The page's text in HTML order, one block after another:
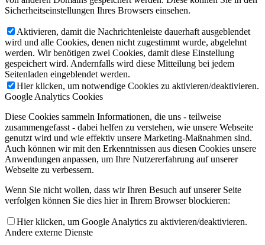
Sicherheitseinstellungen Ihres Browsers einsehen.
Aktivieren, damit die Nachrichtenleiste dauerhaft ausgeblendet
wird und alle Cookies, denen nicht zugestimmt wurde, abgelehnt
werden. Wir benötigen zwei Cookies, damit diese Einstellung
gespeichert wird. Andernfalls wird diese Mitteilung bei jedem
Seitenladen eingeblendet werden.
Hier klicken, um notwendige Cookies zu aktivieren/deaktivieren.
Google Analytics Cookies
Diese Cookies sammeln Informationen, die uns - teilweise
zusammengefasst - dabei helfen zu verstehen, wie unsere Webseite
genutzt wird und wie effektiv unsere Marketing-Maßnahmen sind.
Auch können wir mit den Erkenntnissen aus diesen Cookies unsere
Anwendungen anpassen, um Ihre Nutzererfahrung auf unserer
Webseite zu verbessern.
Wenn Sie nicht wollen, dass wir Ihren Besuch auf unserer Seite
verfolgen können Sie dies hier in Ihrem Browser blockieren:
Hier klicken, um Google Analytics zu aktivieren/deaktivieren.
Andere externe Dienste